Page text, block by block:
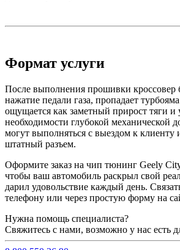
Формат услуги
После выполнения прошивки кроссовер
нажатие педали газа, пропадает
ощущается как заметный прирост тяги и
необходимости глубокой механической
могут выполняться с выездом к клиенту
штатный разъем.
Оформите заказ на чип тюнинг Geely
чтобы ваш автомобиль раскрыл свой
дарил удовольствие каждый день.
телефону или через простую форму на
Нужна помощь специалиста?
Свяжитесь с нами, возможно у нас есть